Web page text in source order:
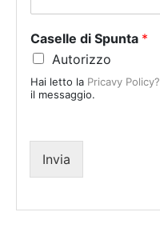
t
e
s
+
Caselle di Spunta *
Autorizzo
Hai letto la Pricavy Policy?
il messaggio.
Invia